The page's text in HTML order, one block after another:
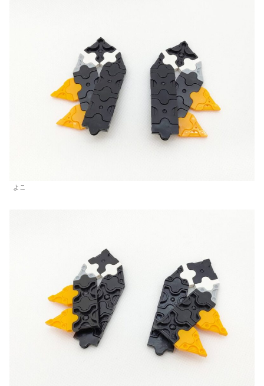
よこ